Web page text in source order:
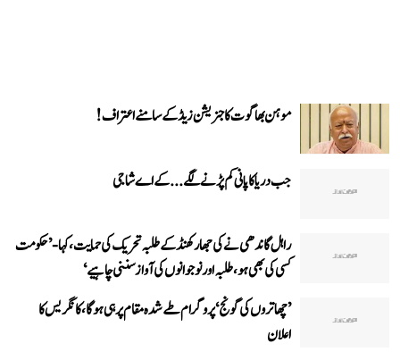
موہن بھاگوت کا جنریشن زیڈ کے سامنے اعتراف!
جب دریا کا پانی کم پڑنے لگے...کے اے شاجی
راہل گاندھی نے کی جھارکھنڈ کے طلبہ تحریک کی حمایت، کہا- ’حکومت
کسی کی بھی ہو، طلبہ اور نوجوانوں کی آواز سننی چاہیے‘
’چھاتروں کی گونج‘ پروگرام طے شدہ مقام پر ہی ہوگا، کانگریس کا
اعلان